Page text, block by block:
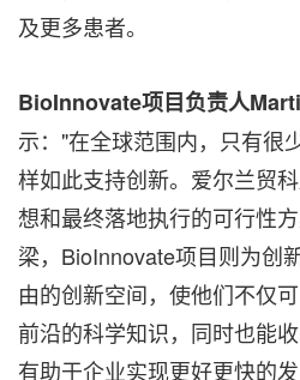
及更多患者。
BioInnovate项目负责人
示："在全球范围内，只有很
样如此支持创新。爱尔兰贸
想和最终落地执行的可行性
梁，BioInnovate项目则为创
由的创新空间，使他们不仅
前沿的科学知识，同时也能
有助于企业实现更好更快的